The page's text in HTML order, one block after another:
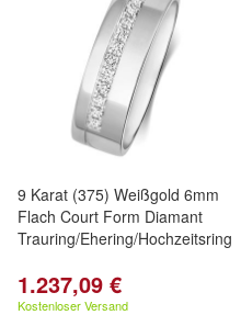
9 Karat (375) Weißgold 6mm
Flach Court Form Diamant
Trauring/Ehering/Hochzeitsring
1.237,09 €
Kostenloser Versand